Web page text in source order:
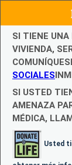
SI TIENE UNA
VIVIENDA,
SOCIALES
SI USTED
AMENAZA
MÉDICA,
Usted